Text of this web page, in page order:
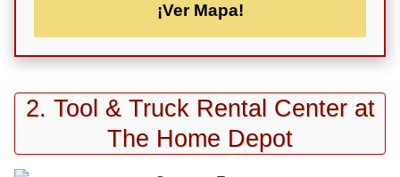
¡Ver Mapa!
2. Tool & Truck Rental Center at
The Home Depot